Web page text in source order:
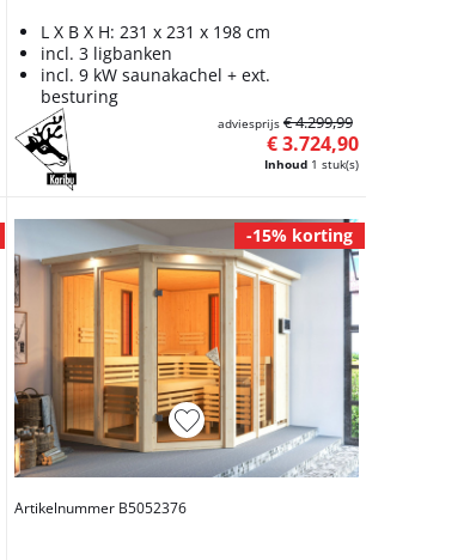
L X B X H: 231 x 231 x 198 cm
incl. 3 ligbanken
incl. 9 kW saunakachel + ext.
besturing
Inhoud 1 stuk(s)
€ 3.724,90
adviesprijs € 4.299,99
-15% korting
Artikelnummer B5052376